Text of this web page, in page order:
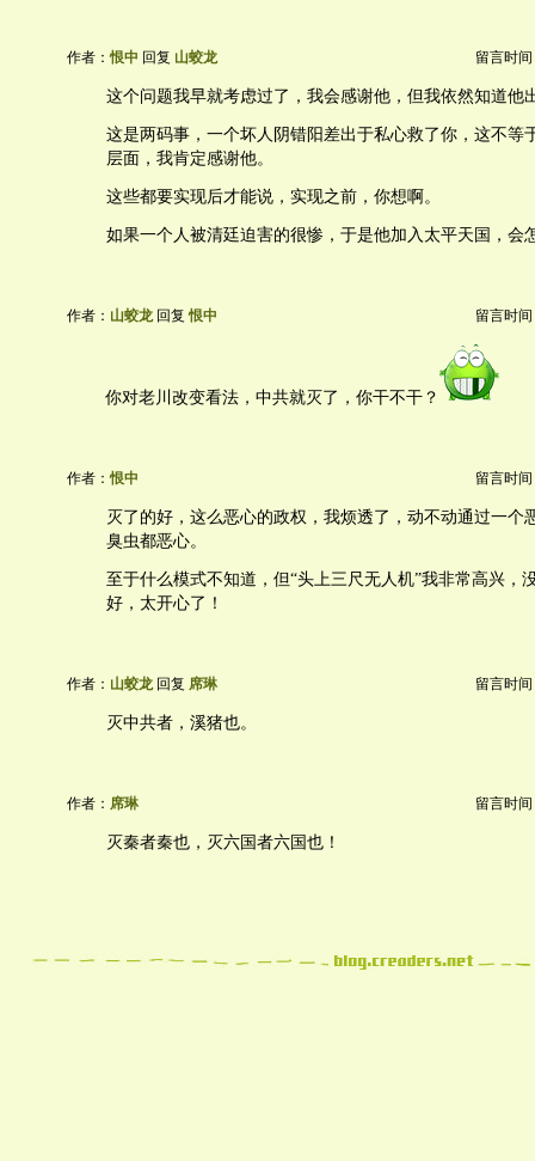
作者：恨中 回复 山蛟龙 留言时间
这个问题我早就考虑过了，我会感谢他，但我依然知道他
这是两码事，一个坏人阴错阳差出于私心救了你，这不等
层面，我肯定感谢他。
这些都要实现后才能说，实现之前，你想啊。
如果一个人被清廷迫害的很惨，于是他加入太平天国，会
作者： 山蛟龙回复恨中 留言时间
你对老川改变看法，中共就灭了，你干不干？
作者：恨中 留言时间
灭了的好，这么恶心的政权，我烦透了，动不动通过一个
臭虫都恶心。
至于什么模式不知道，但“头上三尺无人机”我非常高兴，
好，太开心了！
作者： 山蛟龙回复 席琳 留言时间
灭中共者，溪猪也。
作者： 席琳 留言时间
灭秦者秦也，灭六国者六国也！